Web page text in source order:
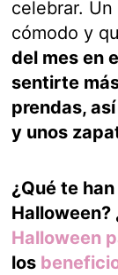
celebrar.
cómodo y
del mes en
sentirte
prendas,
y unos
¿Qué te
Halloween?
Halloween
los